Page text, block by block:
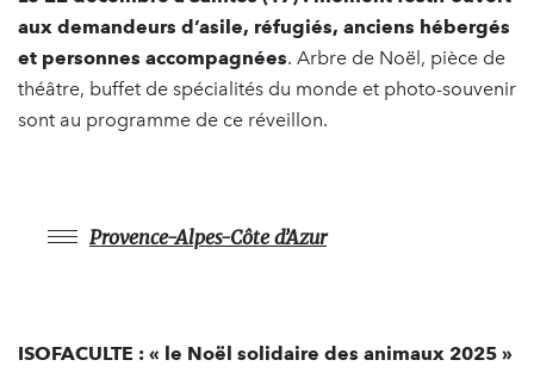
aux demandeurs d’asile, réfugiés, anciens hébergés
et personnes accompagnées. Arbre de Noël, pièce de
théâtre, buffet de spécialités du monde et photo-souvenir
sont au programme de ce réveillon.
Provence-Alpes-Côte d’Azur
ISOFACULTE : « le Noël solidaire des animaux 2025 »